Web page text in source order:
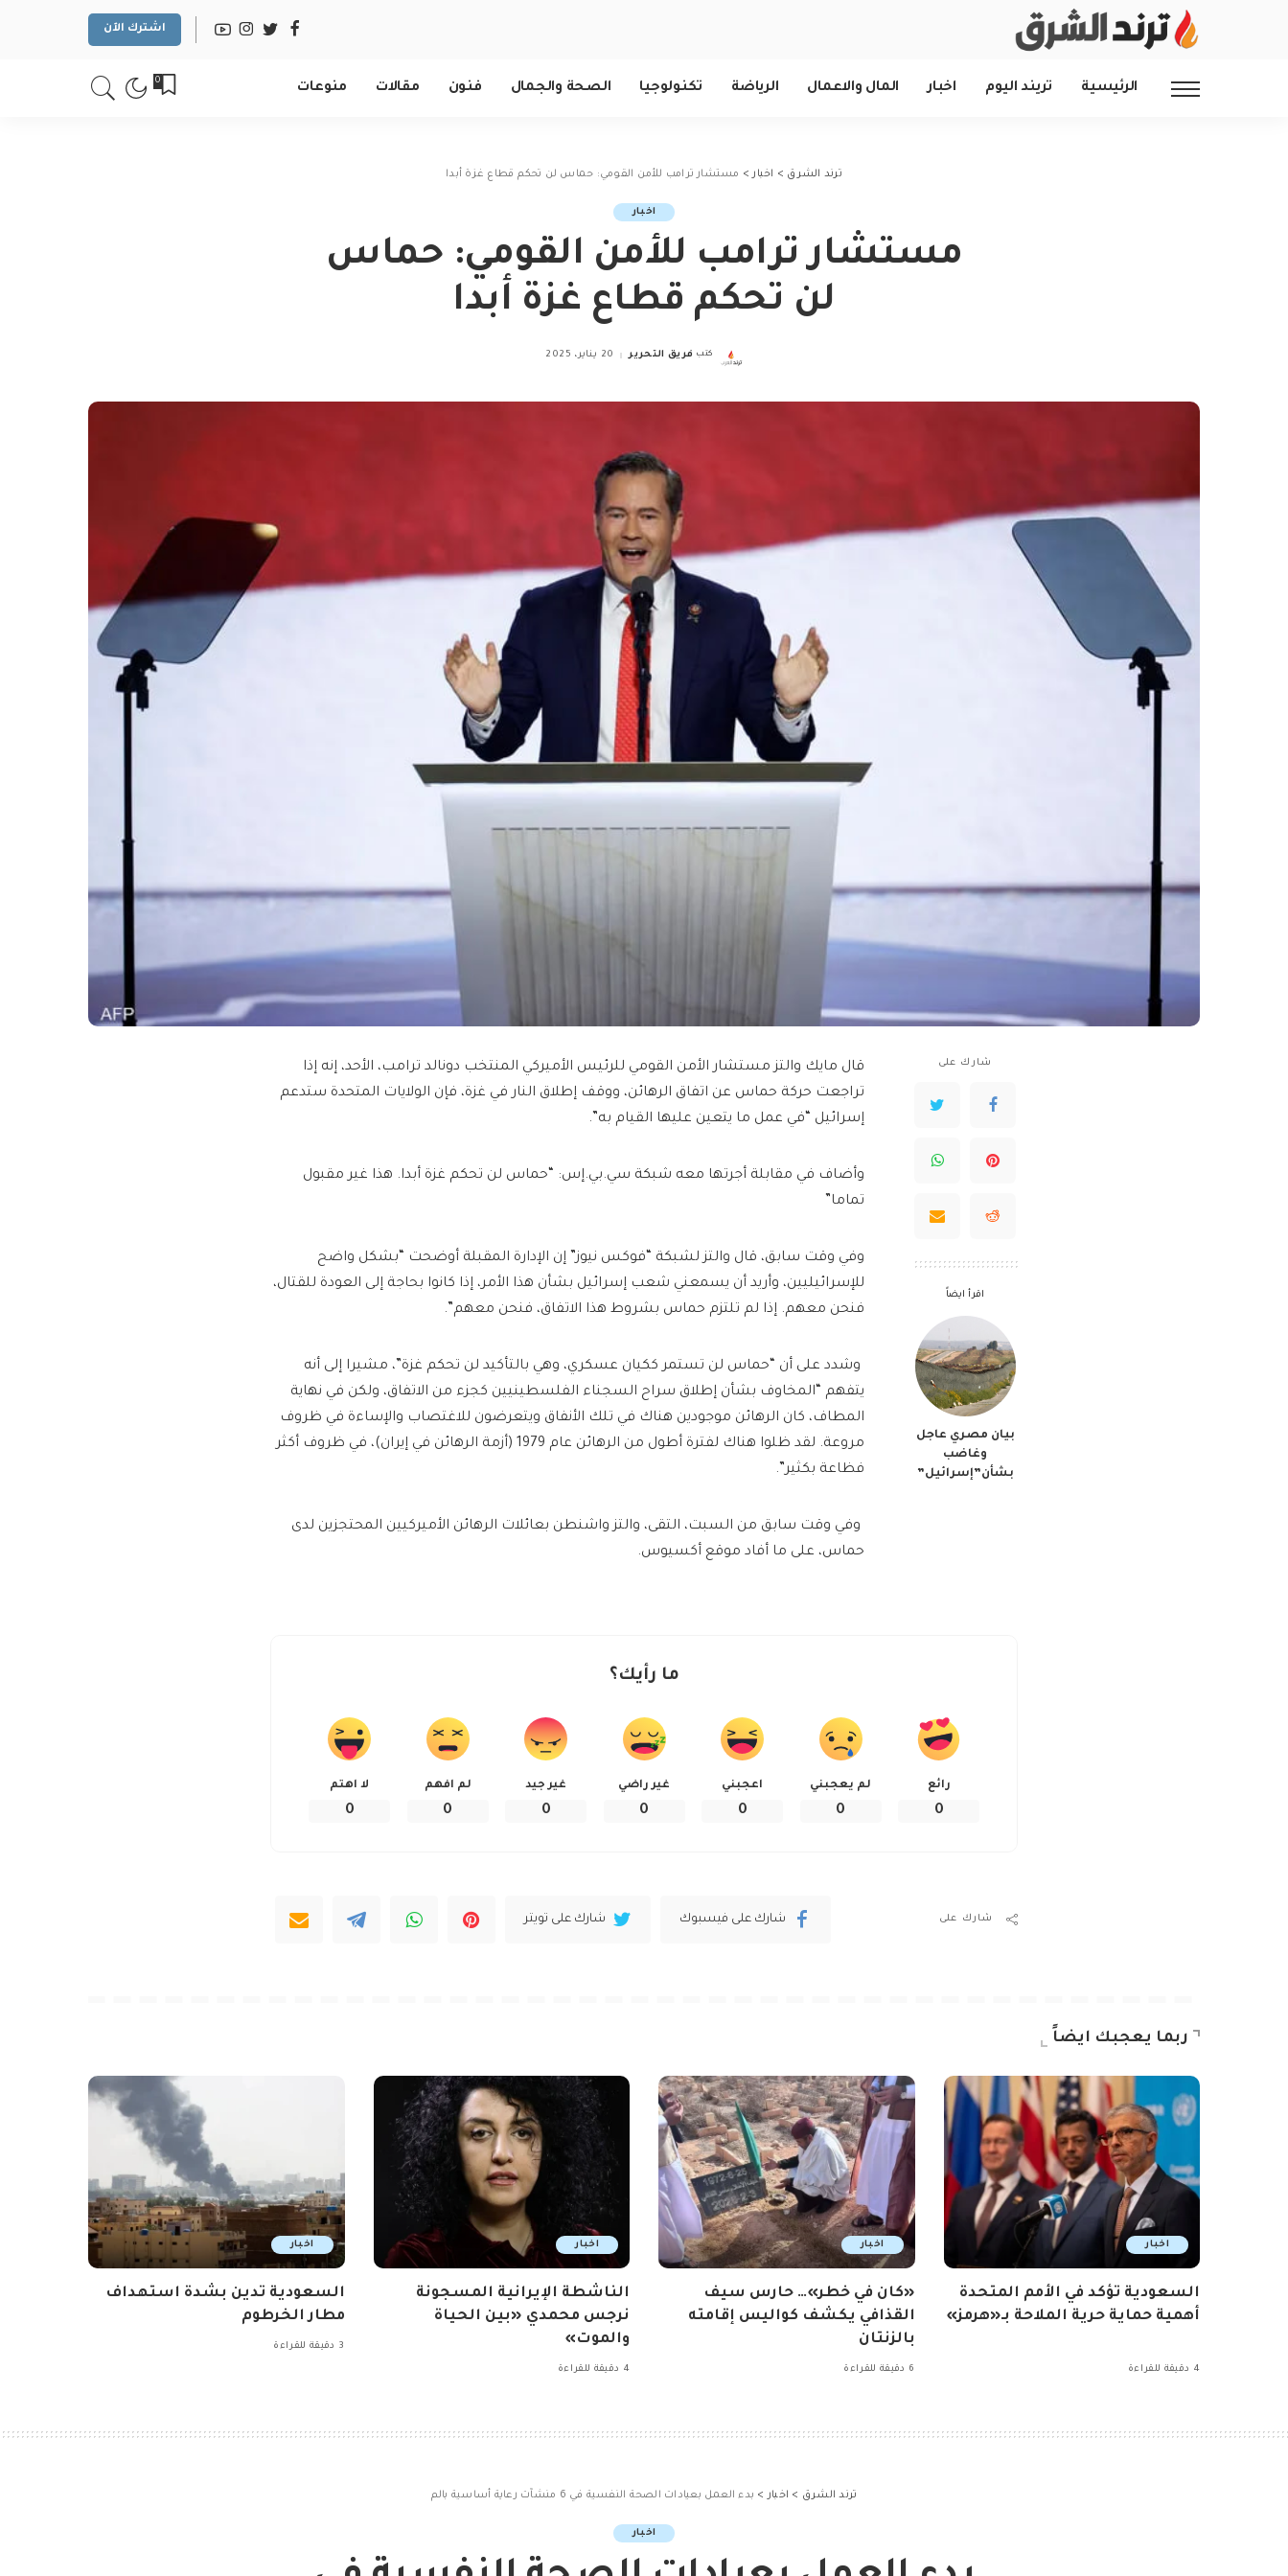
اشترك الآن
الرئيسية تريند اليوم اخبار المال والاعمال الرياضة تكنولوجيا الصحة والجمال فنون مقالات منوعات 0
ترند الشرق > اخبار > مستشار ترامب للأمن القومي: حماس لن تحكم قطاع غزة أبدا
اخبار
مستشار ترامب للأمن القومي: حماس
لن تحكم قطاع غزة أبدا
Posted
كتب فريق التحرير 20 يناير، 2025
شارك على
اقرأ ايضاً
بيان مصري عاجل
وغاضب
بشأن”إسرائيل”
قال مايك والتز مستشار الأمن القومي للرئيس الأميركي المنتخب دونالد ترامب، الأحد، إنه إذا
تراجعت حركة حماس عن اتفاق الرهائن، ووقف إطلاق النار في غزة، فإن الولايات المتحدة ستدعم
إسرائيل “في عمل ما يتعين عليها القيام به”.
وأضاف في مقابلة أجرتها معه شبكة سي.بي.إس: “حماس لن تحكم غزة أبدا. هذا غير مقبول
تماما”
وفي وقت سابق، قال والتز لشبكة “فوكس نيوز” إن الإدارة المقبلة أوضحت “بشكل واضح
للإسرائيليين، وأريد أن يسمعني شعب إسرائيل بشأن هذا الأمر، إذا كانوا بحاجة إلى العودة للقتال،
فنحن معهم. إذا لم تلتزم حماس بشروط هذا الاتفاق، فنحن معهم”.
وشدد على أن “حماس لن تستمر ككيان عسكري، وهي بالتأكيد لن تحكم غزة”، مشيرا إلى أنه
يتفهم “المخاوف بشأن إطلاق سراح السجناء الفلسطينيين كجزء من الاتفاق، ولكن في نهاية
المطاف، كان الرهائن موجودين هناك في تلك الأنفاق ويتعرضون للاغتصاب والإساءة في ظروف
مروعة. لقد ظلوا هناك لفترة أطول من الرهائن عام 1979 (أزمة الرهائن في إيران)، في ظروف أكثر
فظاعة بكثير”.
وفي وقت سابق من السبت، التقى، والتز واشنطن بعائلات الرهائن الأميركيين المحتجزين لدى
حماس، على ما أفاد موقع أكسيوس.
ما رأيك؟
رائع
0
لم يعجبني
0
اعجبني
0
غير راضي
0
غير جيد
0
لم افهم
0
لا اهتم
0
شارك على شارك على فيسبوك شارك على تويتر
ربما يعجبك ايضاً
اخبار
السعودية تؤكد في الأمم المتحدة
أهمية حماية حرية الملاحة بـ«هرمز»
4 دقيقة للقراءة
اخبار
«كان في خطر»… حارس سيف
القذافي يكشف كواليس إقامته
بالزنتان
6 دقيقة للقراءة
اخبار
الناشطة الإيرانية المسجونة
نرجس محمدي «بين الحياة
والموت»
4 دقيقة للقراءة
اخبار
السعودية تدين بشدة استهداف
مطار الخرطوم
3 دقيقة للقراءة
ترند الشرق > اخبار > بدء العمل بعيادات الصحة النفسية في 6 منشآت رعاية أساسية بالم
اخبار